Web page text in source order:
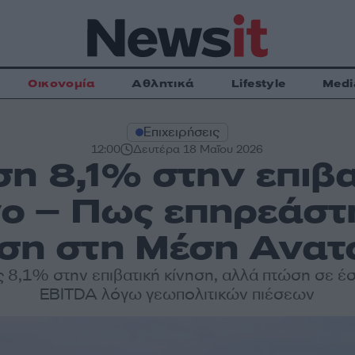
Οικονομία Αθλητικά Lifestyle
Επιχειρήσεις
12:00 Δευτέρα 18 Μαΐου 2026
8,1% στην
– Πως
στη Μέση
στην επιβατική κίνηση, αλλά πτώση σε
EBITDA λόγω γεωπολιτικών πιέσεων